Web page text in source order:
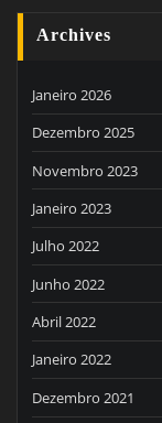
Archives
Janeiro 2026
Dezembro 2025
Novembro 2023
Janeiro 2023
Julho 2022
Junho 2022
Abril 2022
Janeiro 2022
Dezembro 2021